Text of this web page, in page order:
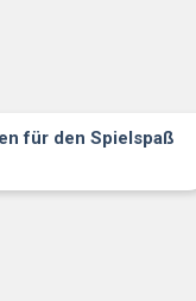
für den Spielspaß